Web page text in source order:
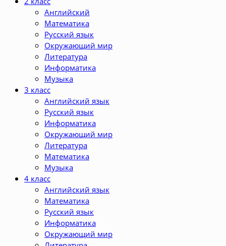
Английский
Математика
Русский язык
Окружающий мир
Литература
Информатика
Музыка
3 класс
Английский язык
Русский язык
Информатика
Окружающий мир
Литература
Математика
Музыка
4 класс
Английский язык
Математика
Русский язык
Информатика
Окружающий мир